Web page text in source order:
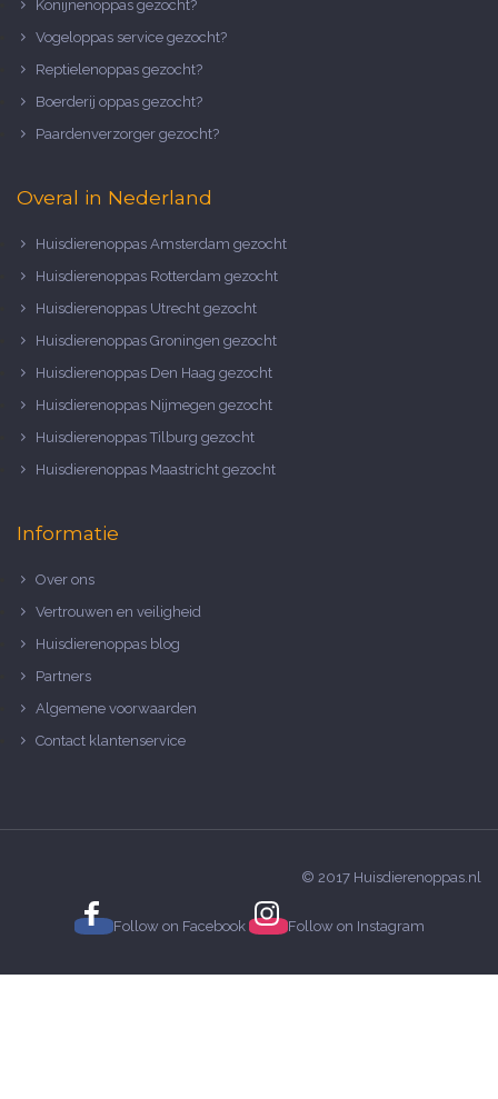
Konijnenoppas gezocht?
Vogeloppas service gezocht?
Reptielenoppas gezocht?
Boerderij oppas gezocht?
Paardenverzorger gezocht?
Overal in Nederland
Huisdierenoppas Amsterdam gezocht
Huisdierenoppas Rotterdam gezocht
Huisdierenoppas Utrecht gezocht
Huisdierenoppas Groningen gezocht
Huisdierenoppas Den Haag gezocht
Huisdierenoppas Nijmegen gezocht
Huisdierenoppas Tilburg gezocht
Huisdierenoppas Maastricht gezocht
Informatie
Over ons
Vertrouwen en veiligheid
Huisdierenoppas blog
Partners
Algemene voorwaarden
Contact klantenservice
© 2017 Huisdierenoppas.nl
Follow on Facebook Follow on Instagram